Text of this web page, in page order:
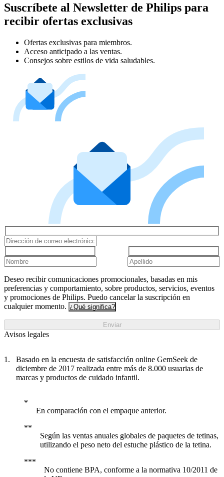
Suscríbete al Newsletter de Philips para
recibir ofertas exclusivas
Ofertas exclusivas para miembros.
Acceso anticipado a las ventas.
Consejos sobre estilos de vida saludables.
Deseo recibir comunicaciones promocionales, basadas en mis
preferencias y comportamiento, sobre productos, servicios, eventos
y promociones de Philips. Puedo cancelar la suscripción en
cualquier momento. ¿Qué significa?
Enviar
Avisos legales
Basado en la encuesta de satisfacción online GemSeek de
diciembre de 2017 realizada entre más de 8.000 usuarias de
marcas y productos de cuidado infantil.
En comparación con el empaque anterior.
Según las ventas anuales globales de paquetes de tetinas,
utilizando el peso neto del estuche plástico de la tetina.
No contiene BPA, conforme a la normativa 10/2011 de